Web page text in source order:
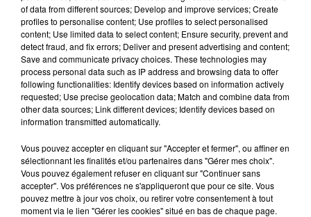
DJ Magouille
Crédit :DJ Magouille
of data from different sources; Develop and improve services; Create
profiles to personalise content; Use profiles to select personalised
content; Use limited data to select content; Ensure security, prevent and
detect fraud, and fix errors; Deliver and present advertising and content;
Save and communicate privacy choices. These technologies may
process personal data such as IP address and browsing data to offer
following functionalities: Identify devices based on information actively
requested; Use precise geolocation data; Match and combine data from
other data sources; Link different devices; Identify devices based on
information transmitted automatically.
Vous pouvez accepter en cliquant sur "Accepter et fermer", ou affiner en
sélectionnant les finalités et/ou partenaires dans "Gérer mes choix".
Vous pouvez également refuser en cliquant sur "Continuer sans
accepter". Vos préférences ne s'appliqueront que pour ce site. Vous
pouvez mettre à jour vos choix, ou retirer votre consentement à tout
moment via le lien "Gérer les cookies" situé en bas de chaque page.